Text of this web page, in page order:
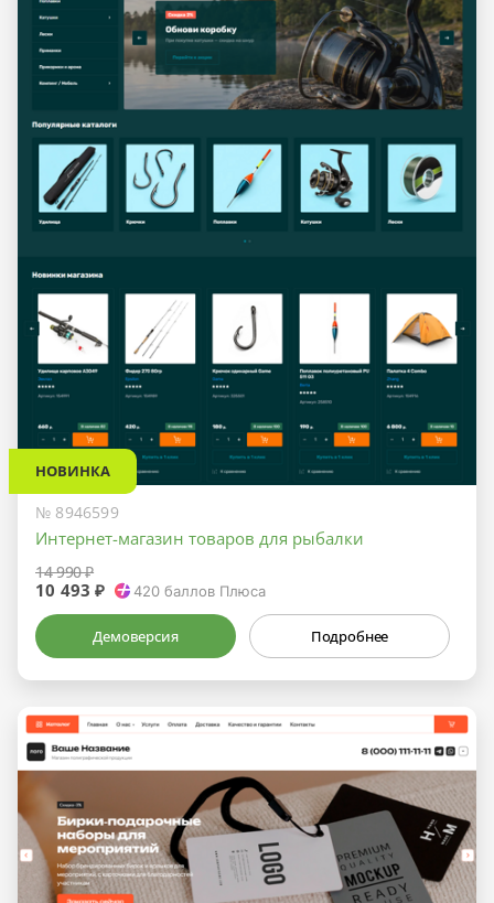
НОВИНКА
№ 8946599
Интернет-магазин товаров для рыбалки
14 990 ₽
10 493 ₽ 420баллов Плюса
Демоверсия Подробнее